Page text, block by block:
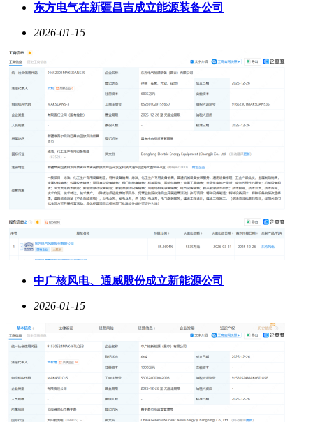
东方电气在新疆昌吉成立能源装备公司
2026-01-15
中广核风电、通威股份成立新能源公司
2026-01-15